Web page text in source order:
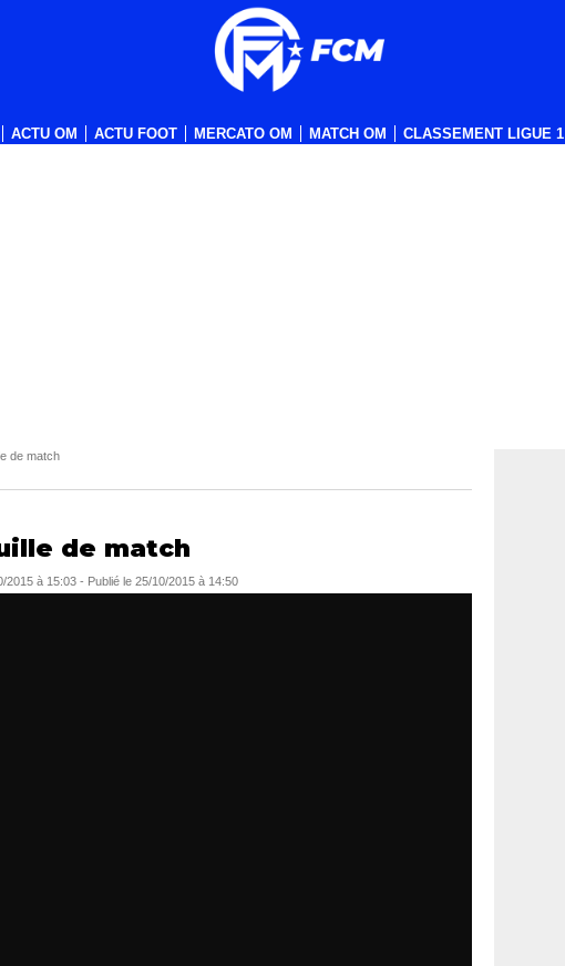
ACTU OM ACTU FOOT MERCATO OM MATCH OM CLASSEMENT LIGUE 1
de match
de match
2015 à 15:03 - Publié le 25/10/2015 à 14:50